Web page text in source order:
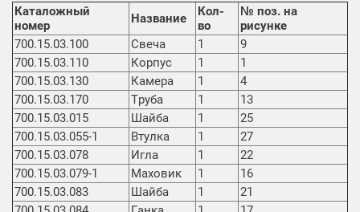
Каталожный
номер
Название
Кол-
во
№ поз. на
рисунке
700.15.03.100
Свеча 1
9
700.15.03.110
Корпус 1
1
700.15.03.130
Камера 1
4
700.15.03.170
Труба 1
13
700.15.03.015
Шайба 1
25
700.15.03.055-1
Втулка 1
27
700.15.03.078
Игла 1
22
700.15.03.079-1
Маховик 1
16
700.15.03.083
Шайба 1
21